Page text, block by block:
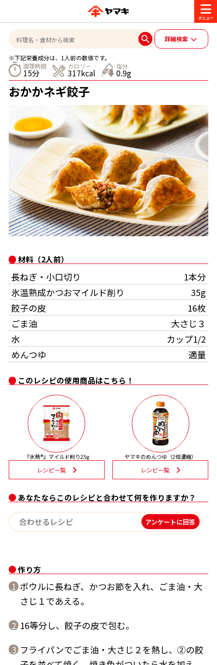
商品情報
ブランド一覧
ヤマキ『めんつゆ』 ヤマキ 割烹白だし
旨さ、別格。だし屋の鍋 韓福善シリーズ
楽チン屋® ストレートつゆ
新鮮一番
レシピ
おいしいレシピを探す
おいしいレシピトップ
主食レシピ
主菜レシピ
汁物レシピ
時短レシピ
おいしいレシピを商品から探す
かつお節レシピ
めんつゆレシピ
割烹白だしレシピ
レシピ特設サイト
割烹白だしレシピ特集
だし巻き卵特集
かつおだしが決め手！簡単茶碗蒸し
かつお節・だしを楽しむ
かつお節・だしを知る
だしの取り方
かつお節の削り方
かつお節・だしをもっと知る
ヤマキ かつお節プラス®
かつお節・だしを楽しむ
だしコミュ
CM・キャンペーン
キャンペーン一覧
企業・採用情報
企業情報
- 百年対話
採用情報
- ジョブリターン制
お問い合わせ
ヤマキお客様相談室
オンラインショップ
Global
詳細検索
※下記栄養成分は、1人前の数値です。
調理時間
15分
カロリー
317kcal
塩分
0.9g
おかかネギ餃子
このレシピの使用商品はこちら！
『氷熟®』マイルド削り25g
レシピ一覧
ヤマキのめんつゆ（2倍濃縮）
レシピ一覧
あなたならこのレシピと合わせて何を作りますか？
アンケートに回答
作り方
1 ボウルに長ねぎ、かつお節を入れ、ごま油・大
さじ１であえる。
2 16等分し、餃子の皮で包む。
3 フライパンでごま油・大さじ２を熱し、②の餃
材料（2人前）
長ねぎ・小口切り
1本分
氷温熟成かつおマイルド削り
35g
餃子の皮
16枚
ごま油
大さじ３
水
カップ1/2
めんつゆ
適量